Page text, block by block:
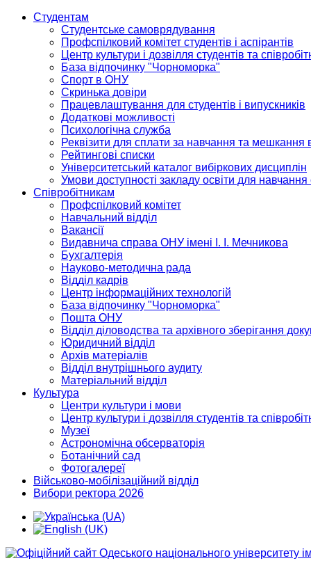
Студентам
Студентське самоврядування
Профспілковий комітет студентів і аспірантів
Центр культури і дозвілля студентів та
База відпочинку "Чорноморка"
Спорт в ОНУ
Скринька довіри
Працевлаштування для студентів і випускників
Додаткові можливості
Психологічна служба
Реквізити для сплати за навчання та мешкання
Рейтингові списки
Університетський каталог вибіркових дисциплін
Умови доступності закладу освіти для
Співробітникам
Профспілковий комітет
Навчальний відділ
Вакансії
Видавнича справа ОНУ імені І. І. Мечникова
Бухгалтерія
Науково-методична рада
Відділ кадрів
Центр інформаційних технологій
База відпочинку "Чорноморка"
Пошта ОНУ
Відділ діловодства та архівного зберігання
Юридичний відділ
Архів матеріалів
Відділ внутрішнього аудиту
Матеріальний відділ
Культура
Центри культури і мови
Центр культури і дозвілля студентів та
Музеї
Астрономічна обсерваторія
Ботанічний сад
Фотогалереї
Військово-мобілізаційний відділ
Вибори ректора 2026